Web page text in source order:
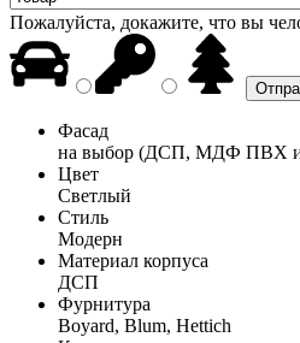
Пожалуйста, докажите, что вы
Фасад
на выбор (ДСП, МДФ ПВХ
Цвет
Светлый
Стиль
Модерн
Материал корпуса
ДСП
Фурнитура
Boyard, Blum, Hettich